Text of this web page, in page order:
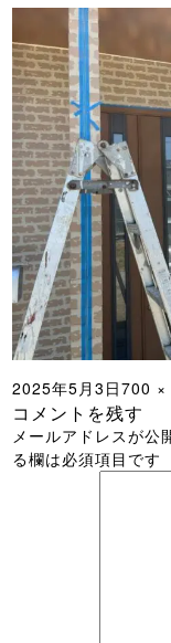
投
稿
日:
2025年5月3日フ
ル
サ
イ
700 ×
コメントを残す
メールアドレスが公
る欄は必須項目です